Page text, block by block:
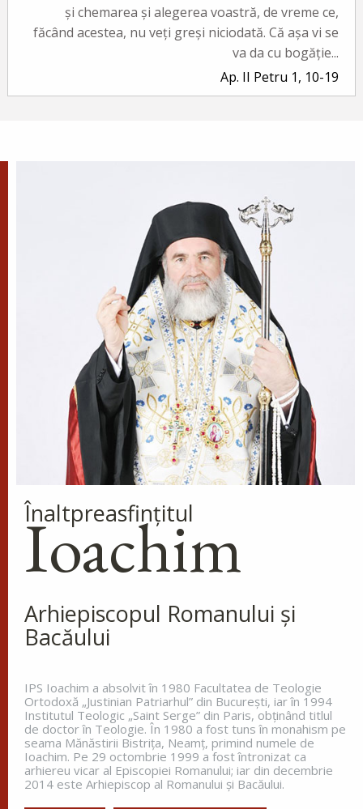
și chemarea și alegerea voastră, de vreme ce,
făcând acestea, nu veți greși niciodată. Că așa vi se
va da cu bogăție...
Ap. II Petru 1, 10-19
Ev. Matei 17, 1-9
doxologia.ro
Preia articolele Doxologia în site-ul tău!
Înaltpreasfinţitul
Ioachim
Arhiepiscopul Romanului și
Bacăului
IPS Ioachim a absolvit în 1980 Facultatea de Teologie
Ortodoxă „Justinian Patriarhul” din Bucureşti, iar în 1994
Institutul Teologic „Saint Serge” din Paris, obţinând titlul
de doctor în Teologie. În 1980 a fost tuns în monahism pe
seama Mănăstirii Bistriţa, Neamţ, primind numele de
Ioachim. Pe 29 octombrie 1999 a fost întronizat ca
arhiereu vicar al Episcopiei Romanului; iar din decembrie
2014 este Arhiepiscop al Romanului și Bacăului.